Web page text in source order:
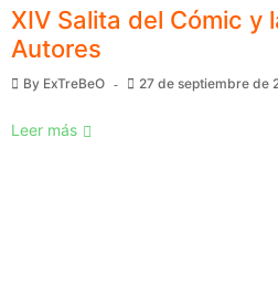
XIV Salita del Cómic y
Autores
By ExTreBeO 27 de septiembre de
Leer más